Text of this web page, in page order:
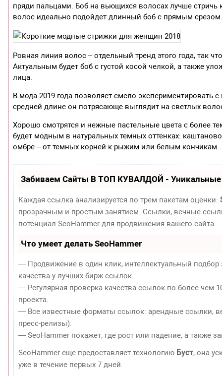
пряди пальцами. Боб на вьющихся волосах лучше
волос идеально подойдет длинный боб с прямым
Ровная линия волос – отдельный тренд этого года, так
Актуальным будет боб с густой косой челкой, а также
лица.
В мода 2019 года позволяет смело экспериментировать
средней длине он потрясающе выглядит на светлых
Хорошо смотрятся и нежные пастельные цвета с более
будет модным в натуральных темных оттенках:
омбре – от темных корней к рыжим или белым кончикам.
Забиваем Сайты В ТОП КУВАЛДОЙ - Уникальные
Каждая ссылка анализируется по трем пакетам оценки:
прозрачным и простым занятием. Ссылки, вечные
потенциал SeoHammer для продвижения вашего сайта.
Что умеет делать SeoHammer
— Продвижение в один клик, интеллектуальный
качества у лучших бирж ссылок.
— Регулярная проверка качества ссылок по более чем
проекта.
— Все известные форматы ссылок: арендные ссылки,
пресс-релизы).
— SeoHammer покажет, где рост или падение, а также
SeoHammer еще предоставляет технологию Буст, она
уже в течение первых 7 дней.